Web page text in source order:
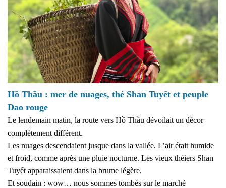
Hồ Thầu : mer de nuages, thé Shan Tuyết et peuple
Dao rouge
Le lendemain matin, la route vers Hồ Thầu dévoilait un décor
complètement différent.
Les nuages descendaient jusque dans la vallée. L’air était humide
et froid, comme après une pluie nocturne. Les vieux théiers Shan
Tuyết apparaissaient dans la brume légère.
Et soudain : wow… nous sommes tombés sur le marché